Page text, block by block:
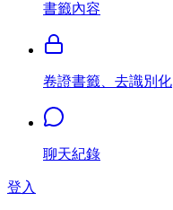
書籤內容
卷證書籤、去識別化
聊天紀錄
登入